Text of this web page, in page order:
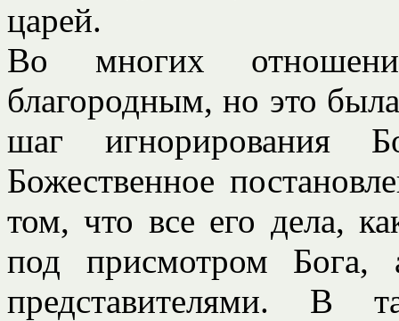
царей.
Во многих
благородным, но это
шаг игнорирования
Божественное
том, что все его дела,
под присмотром
представителями. В